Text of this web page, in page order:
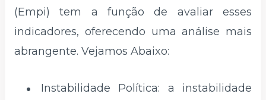
(Empi) tem a função de avaliar esses
indicadores, oferecendo uma análise mais
abrangente. Vejamos Abaixo:
Instabilidade Política: a instabilidade